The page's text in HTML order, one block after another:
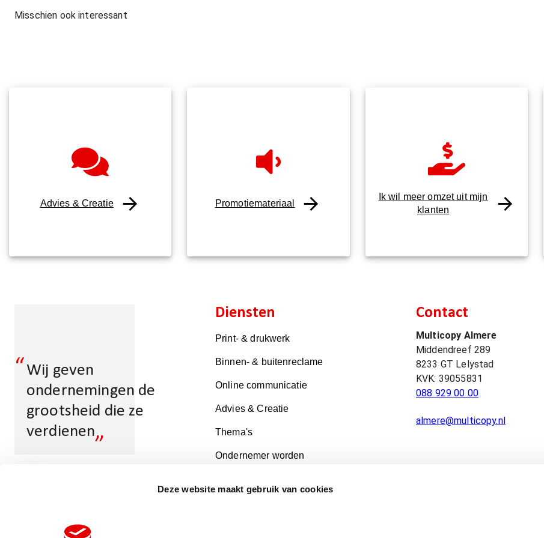
Deze website maakt gebruik van cookies
Misschien ook interessant
Advies & Creatie Promotiemateriaal
Ik wil meer omzet uit mijn
klanten
“ Wij geven
ondernemingen de
grootsheid die ze
verdienen„
Diensten
Print- & drukwerk
Binnen- & buitenreclame
Online communicatie
Advies & Creatie
Thema's
Ondernemer worden
Contact
Multicopy Almere
Middendreef 289
8233 GT Lelystad
KVK: 39055831
088 929 00 00
almere@multicopy.nl